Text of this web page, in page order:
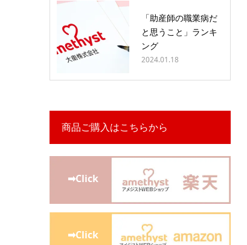
「助産師の職業病だ
と思うこと」ランキ
ング
2024.01.18
商品ご購入はこちらから
➡Click
➡Click